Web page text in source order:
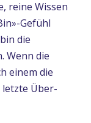
reine Wissen
Gefühl
die
Wenn die
einem die
letzte Über-